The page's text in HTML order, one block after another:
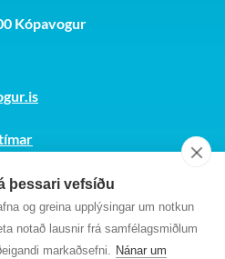
þessari vefsíðu
og greina upplýsingar um notkun
notað lausnir frá samfélagsmiðlum
markaðsefni. Nánar um
Kópavogur